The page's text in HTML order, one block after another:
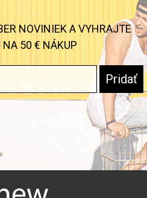
NOVINIEK A VYHRAJTE
NA 50 € NÁKUP